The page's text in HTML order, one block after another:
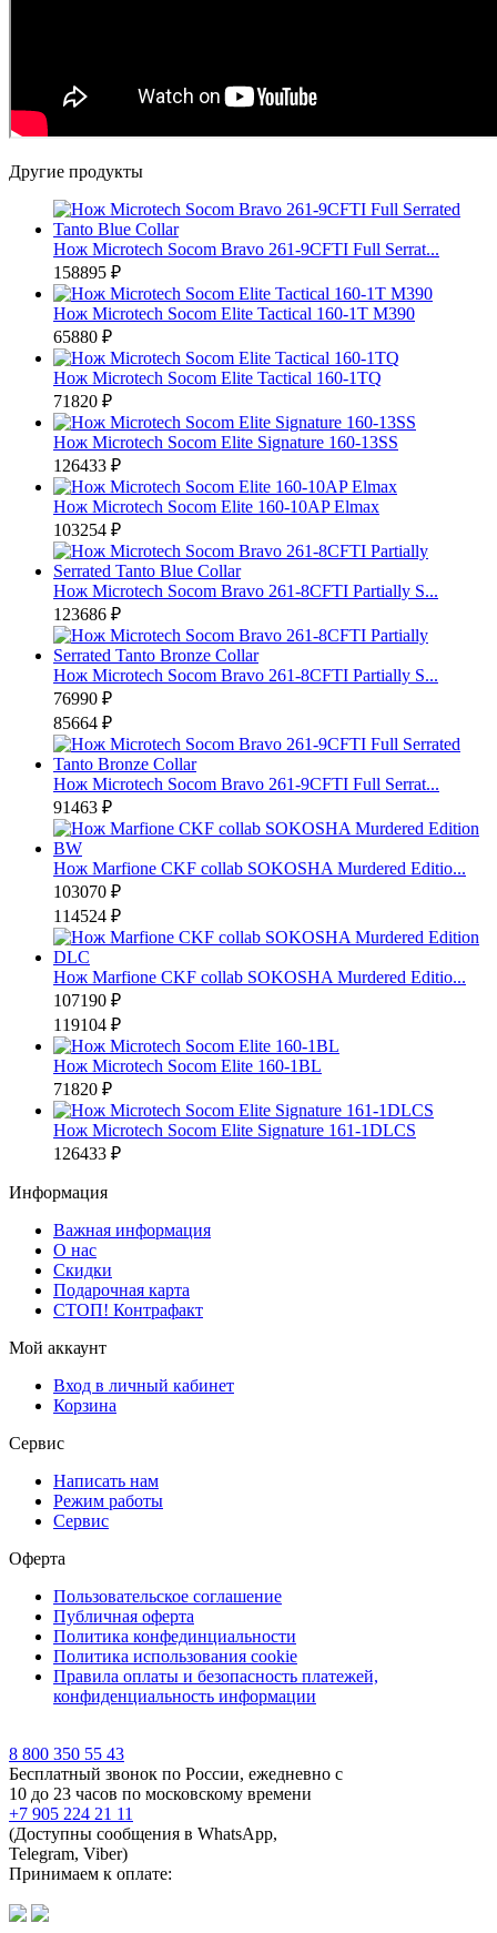
Другие продукты
Нож Microtech Socom Bravo 261-9CFTI Full Serrat...
158895 ₽
Нож Microtech Socom Elite Tactical 160-1T M390
65880 ₽
Нож Microtech Socom Elite Tactical 160-1TQ
71820 ₽
Нож Microtech Socom Elite Signature 160-13SS
126433 ₽
Нож Microtech Socom Elite 160-10AP Elmax
103254 ₽
Нож Microtech Socom Bravo 261-8CFTI Partially S...
123686 ₽
Нож Microtech Socom Bravo 261-8CFTI Partially S...
76990 ₽
85664 ₽
Нож Microtech Socom Bravo 261-9CFTI Full Serrat...
91463 ₽
Нож Marfione CKF collab SOKOSHA Murdered Editio...
103070 ₽
114524 ₽
Нож Marfione CKF collab SOKOSHA Murdered Editio...
107190 ₽
119104 ₽
Нож Microtech Socom Elite 160-1BL
71820 ₽
Нож Microtech Socom Elite Signature 161-1DLCS
126433 ₽
Информация
Важная информация
О нас
Скидки
Подарочная карта
СТОП! Контрафакт
Мой аккаунт
Вход в личный кабинет
Корзина
Сервис
Написать нам
Режим работы
Сервис
Оферта
Пользовательское соглашение
Публичная оферта
Политика конфединциальности
Политика использования cookie
Правила оплаты и безопасность платежей,
конфиденциальность информации
8 800 350 55 43
Бесплатный звонок по России, ежедневно с
10 до 23 часов по московскому времени
+7 905 224 21 11
(Доступны сообщения в WhatsApp,
Telegram, Viber)
Принимаем к оплате: